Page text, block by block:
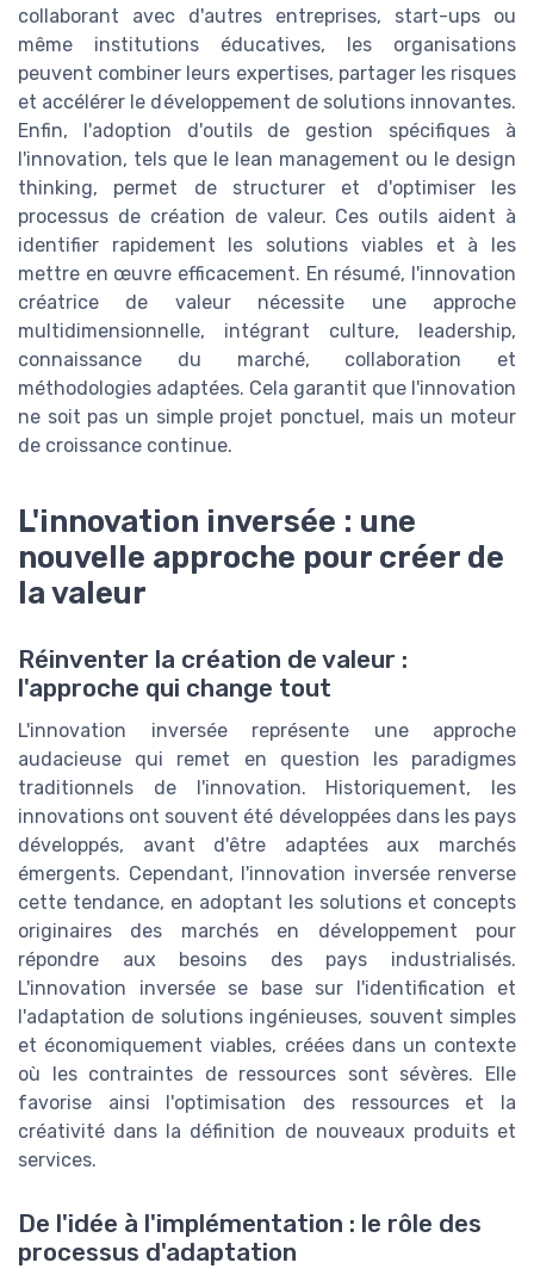
collaborant avec d'autres entreprises, start-ups ou
même institutions éducatives, les organisations
peuvent combiner leurs expertises, partager les risques
et accélérer le développement de solutions innovantes.
Enfin, l'adoption d'outils de gestion spécifiques à
l'innovation, tels que le lean management ou le design
thinking, permet de structurer et d'optimiser les
processus de création de valeur. Ces outils aident à
identifier rapidement les solutions viables et à les
mettre en œuvre efficacement. En résumé, l'innovation
créatrice de valeur nécessite une approche
multidimensionnelle, intégrant culture, leadership,
connaissance du marché, collaboration et
méthodologies adaptées. Cela garantit que l'innovation
ne soit pas un simple projet ponctuel, mais un moteur
de croissance continue.
L'innovation inversée : une
nouvelle approche pour créer de
la valeur
Réinventer la création de valeur :
l'approche qui change tout
L'innovation inversée représente une approche
audacieuse qui remet en question les paradigmes
traditionnels de l'innovation. Historiquement, les
innovations ont souvent été développées dans les pays
développés, avant d'être adaptées aux marchés
émergents. Cependant, l'innovation inversée renverse
cette tendance, en adoptant les solutions et concepts
originaires des marchés en développement pour
répondre aux besoins des pays industrialisés.
L'innovation inversée se base sur l'identification et
l'adaptation de solutions ingénieuses, souvent simples
et économiquement viables, créées dans un contexte
où les contraintes de ressources sont sévères. Elle
favorise ainsi l'optimisation des ressources et la
créativité dans la définition de nouveaux produits et
services.
De l'idée à l'implémentation : le rôle des
processus d'adaptation